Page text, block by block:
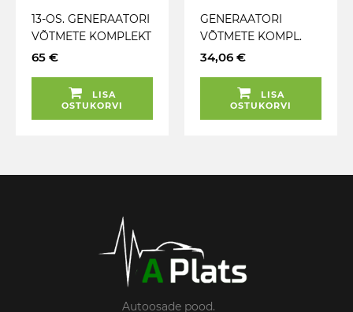
13-OS. GENERAATORI
VÕTMETE KOMPLEKT
TRIUMF
65 €
LISA
OSTUKORVI
GENERAATORI
VÕTMETE KOMPL.
33H. M10 JA T50
34,06 €
LISA
OSTUKORVI
Autoosade pood.